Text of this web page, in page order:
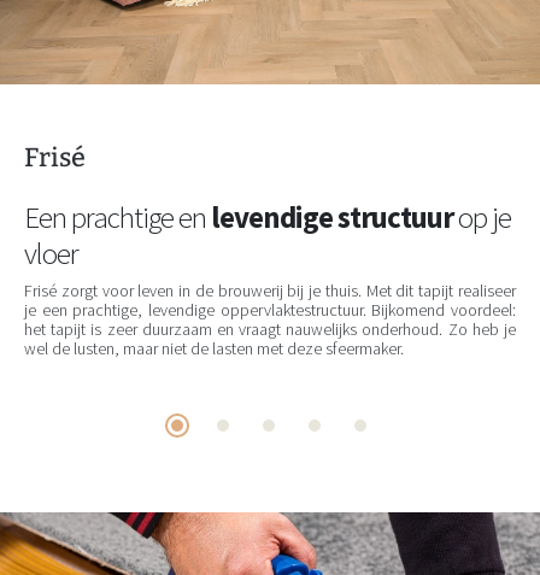
Frisé
Een prachtige en levendige structuurop je
vloer
Frisé zorgt voor leven in de brouwerij bij je thuis. Met dit tapijt realiseer
je een prachtige, levendige oppervlaktestructuur. Bijkomend voordeel:
het tapijt is zeer duurzaam en vraagt nauwelijks onderhoud. Zo heb je
wel de lusten, maar niet de lasten met deze sfeermaker.